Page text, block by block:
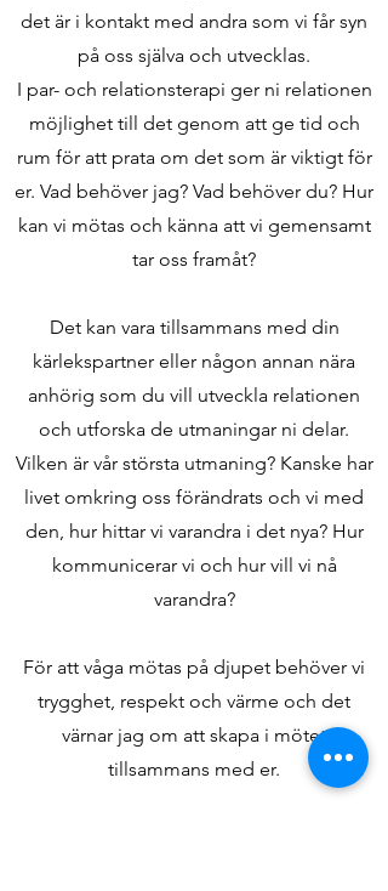
det är i kontakt med andra som vi får syn
på oss själva och utvecklas.
I par- och relationsterapi ger ni relationen
möjlighet till det genom att ge tid och
rum för att prata om det som är viktigt för
er. Vad behöver jag? Vad behöver du? Hur
kan vi mötas och känna att vi gemensamt
tar oss framåt?
Det kan vara tillsammans med din
kärlekspartner eller någon annan nära
anhörig som du vill utveckla relationen
och utforska de utmaningar ni delar.
Vilken är vår största utmaning? Kanske har
livet omkring oss förändrats och vi med
den, hur hittar vi varandra i det nya? Hur
kommunicerar vi och hur vill vi nå
varandra?
För att våga mötas på djupet behöver vi
trygghet, respekt och värme och det
värnar jag om att skapa i mötet
tillsammans med er.